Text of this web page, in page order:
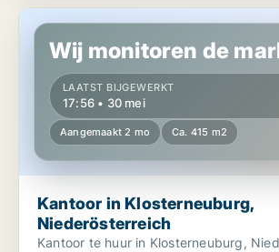
Kantoor in Klosterneuburg,
Wij monitoren de
LAATST BIJGEWERKT
17:56 • 30 mei
Aangemaakt 2 mo Ca. 415 m2
Kantoor in Klosterneuburg,
Niederösterreich
Kantoor te huur in Klosterneuburg,